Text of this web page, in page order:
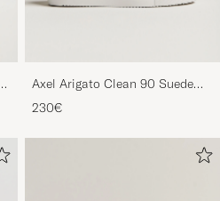
Axel Arigato Clean 90 Suede
Sneaker Black
230€